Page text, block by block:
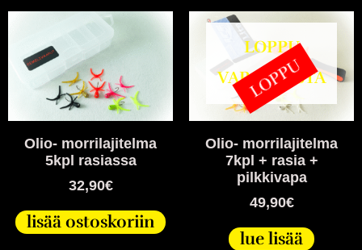
Olio- morrilajitelma
5kpl rasiassa
32,90€
lisää ostoskoriin
LOPPU
VARASTOSTA
Olio- morrilajitelma
7kpl + rasia +
pilkkivapa
49,90€
lue lisää
LOPPU